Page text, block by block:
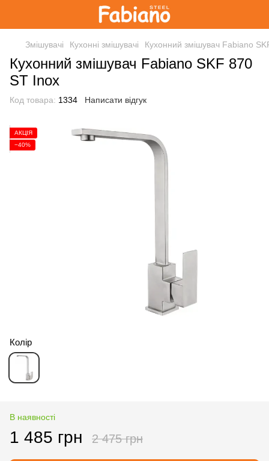
Змішувачі Кухонні змішувачі Кухонний змішувач Fabiano
Кухонний змішувач Fabiano SKF 870
ST Inox
Код товара: 1334 Написати відгук
АКЦІЯ
−40%
Колір
В наявності
1 485 грн 2 475 грн